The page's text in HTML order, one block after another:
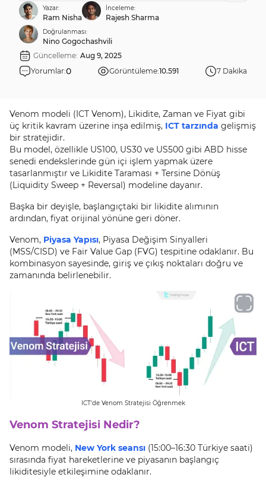
Yazar:
Ram Nisha
İnceleme:
Rajesh Sharma
Doğrulanması:
Nino Gogochashvili
Güncelleme: Aug 9, 2025
Yorumlar:0 Görüntüleme:10.591 7 Dakika
Venom modeli (ICT Venom), Likidite, Zaman ve Fiyat gibi
üç kritik kavram üzerine inşa edilmiş, ICT tarzında gelişmiş
bir stratejidir.
Bu model, özellikle US100, US30 ve US500 gibi ABD hisse
senedi endekslerinde gün içi işlem yapmak üzere
tasarlanmıştır ve Likidite Taraması + Tersine Dönüş
(Liquidity Sweep + Reversal) modeline dayanır.
Başka bir deyişle, başlangıçtaki bir likidite alımının
ardından, fiyat orijinal yönüne geri döner.
Venom, Piyasa Yapısı, Piyasa Değişim Sinyalleri
(MSS/CISD) ve Fair Value Gap (FVG) tespitine odaklanır. Bu
kombinasyon sayesinde, giriş ve çıkış noktaları doğru ve
zamanında belirlenebilir.
ICT'de Venom Stratejisi Öğrenmek
Venom Stratejisi Nedir?
Venom modeli, New York seansı (15:00–16:30 Türkiye saati)
sırasında fiyat hareketlerine ve piyasanın başlangıç
likiditesiyle etkileşimine odaklanır.